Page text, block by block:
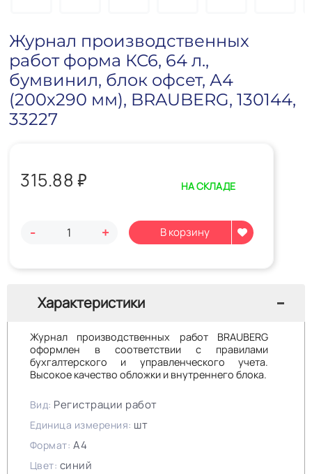
Журнал производственных
работ форма КС6, 64 л.,
бумвинил, блок офсет, А4
(200х290 мм), BRAUBERG, 130144,
33227
315.88 ₽ НА СКЛАДЕ
- +
Характеристики
Журнал производственных работ BRAUBERG
оформлен в соответствии с правилами
бухгалтерского и управленческого учета.
Высокое качество обложки и внутреннего блока.
Вид: Регистрации работ
Единица измерения: шт
Формат: А4
Цвет: синий